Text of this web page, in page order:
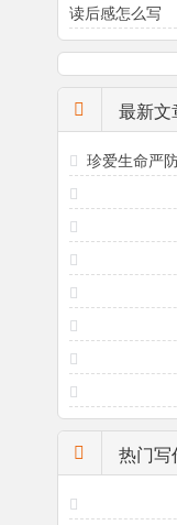
读后感怎么写
最新文
珍爱生命严
热门写